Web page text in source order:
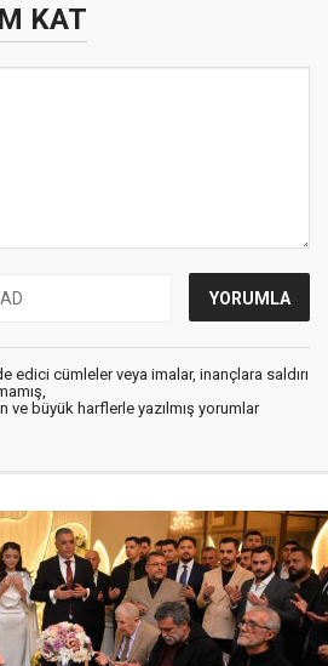
KAT
edici cümleler veya imalar, inançlara saldırı
ve büyük harflerle yazılmış yorumlar